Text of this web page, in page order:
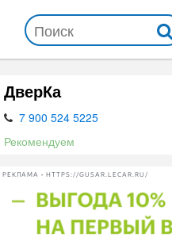
ДверКа
7 900 524 5225
Рекомендуем
РЕКЛАМА • HTTPS://GUSAR.LECAR.RU/